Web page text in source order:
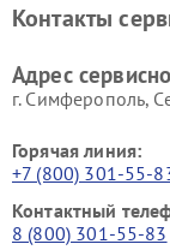
Vestfrost
Контакты
Адрес
г. Симферополь,
Горячая линия:
+7 (800) 301-55-
Контактный
8 (800) 301-55-83